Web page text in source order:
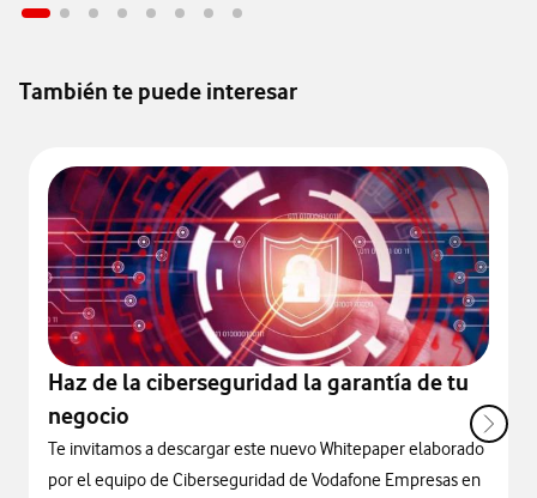
También te puede interesar
Haz de la ciberseguridad la garantía de tu
negocio
Te invitamos a descargar este nuevo Whitepaper elaborado
por el equipo de Ciberseguridad de Vodafone Empresas en